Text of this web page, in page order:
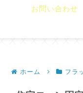
お問い合わせ
ホーム フラ